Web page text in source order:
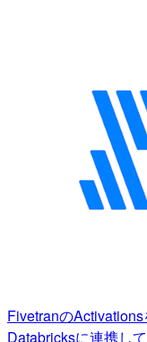
Fivetranの
Databricksに連携し